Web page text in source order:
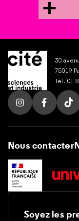
30
75019
Tel. 01
Suivez nous sur
Suivez
Nous contacter
Soyez les